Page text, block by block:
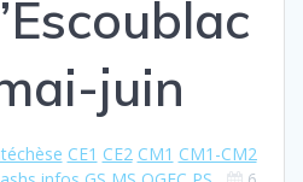
juin
CE1 CE2 CM1 CM1-CM2